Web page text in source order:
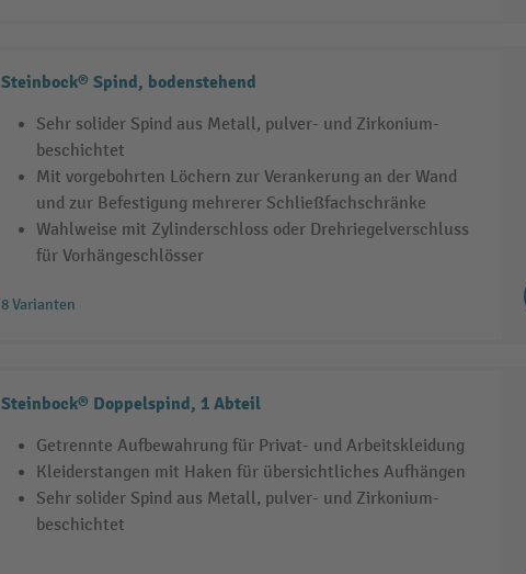
Steinbock® Spind, bodenstehend
Sehr solider Spind aus Metall, pulver- und Zirkonium-
beschichtet
Mit vorgebohrten Löchern zur Verankerung an der Wand
und zur Befestigung mehrerer Schließfachschränke
Wahlweise mit Zylinderschloss oder Drehriegelverschluss
für Vorhängeschlösser
8 Varianten
Steinbock® Doppelspind, 1 Abteil
Getrennte Aufbewahrung für Privat- und Arbeitskleidung
Kleiderstangen mit Haken für übersichtliches Aufhängen
Sehr solider Spind aus Metall, pulver- und Zirkonium-
beschichtet